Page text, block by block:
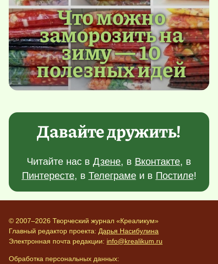
Что можно
заморозить на
зиму — 10
полезных идей
Давайте дружить!
Читайте нас в Дзене, в Вконтакте, в
Пинтересте, в Телеграмеи в Постиле!
© 2007–2026 Творческий журнал «Креаликум»
Главный редактор проекта: Дарья Насибулина
Электронная почта редакции: info@krealikum.ru
Обработка персональных данных: